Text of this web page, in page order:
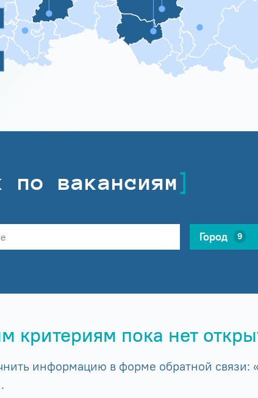
по вакансиям
Город 9
критериям пока нет
информацию в форме обратной связи:
.